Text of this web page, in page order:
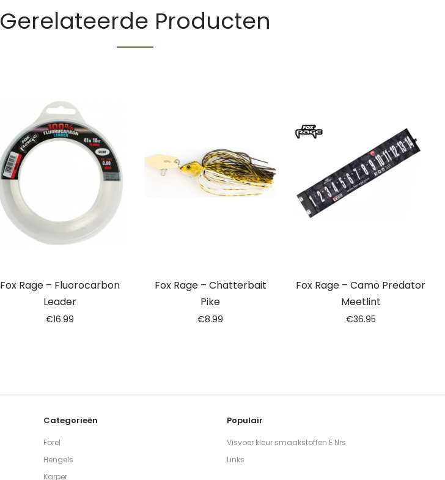
Gerelateerde Producten
Fox Rage – Fluorocarbon
Leader
€16.99
Fox Rage – Chatterbait
Pike
€8.99
Fox Rage – Camo Predator
Meetlint
€36.95
Categorieën
Forel
Hengels
Karper
Populair
Visvoer kleur smaakstoffen E Nrs
Links